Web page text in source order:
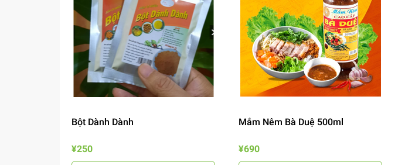
Bột Dành Dành
¥250
Mắm Nêm Bà Duệ 500ml
¥690